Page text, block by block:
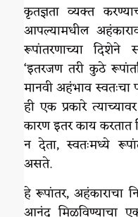
कृतज्ञता व्यक्त
आपल्यामधील
रूपांतरणाच्या दिशेने
‘इतरजण तरी कुठे
मानवी अहंभाव स्वतःचा
ही एक प्रकारे
कारण इतर काय करतात
न देता, स्वतःमध्ये
असते.
हे रूपांतर, अहंकाराचा